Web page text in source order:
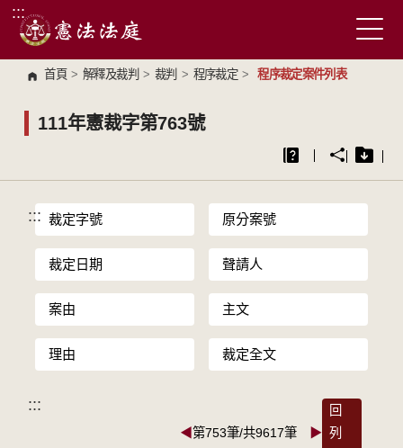
跳到主要內容區塊
:::
首頁 > 解釋及裁判 > 裁判 > 程序裁定 > 程序裁定案件列表
111年憲裁字第763號
::: 裁定字號 原分案號
裁定日期 聲請人
案由 主文
理由 裁定全文
:::
◀第753筆/共9617筆 ▶
回
列